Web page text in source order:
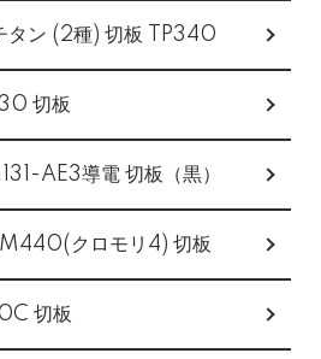
タン (2種) 切板 TP340
切板
AE3導電 切板（黒）
クロモリ4) 切板
切板